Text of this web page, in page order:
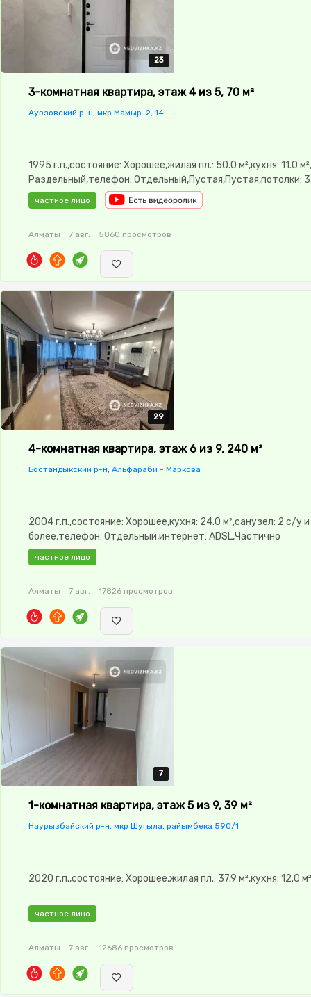
23
23
23
23
23
3-комнатная квартира, этаж 4 из 5, 70 м²
Ауэзовский р-н, мкр Мамыр-2, 14
1995 г.п.,состояние: Хорошее,жилая пл.: 50.0 м²,кухня: 11.0
Раздельный,телефон: Отдельный,Пустая,Пустая,потолки:
Рядом охраняемая стоянка,Домофон,Пластиковые
окна,Неугловая,Улучшенная,Комнаты изолированы,Новая
частное лицо
Алматы 7 авг. 5860 просмотров
29
29
29
29
29
4-комнатная квартира, этаж 6 из 9, 240 м²
Бостандыкский р-н, Альфараби - Маркова
2004 г.п.,состояние: Хорошее,кухня: 24.0 м²,санузел: 2 с/у и
более,телефон: Отдельный,интернет: ADSL,Частично
меблирована,Частично
кухня,Кладовка,Кондиционер
частное лицо
Алматы 7 авг. 17826 просмотров
7
7
7
7
7
1-комнатная квартира, этаж 5 из 9, 39 м²
Наурызбайский р-н, мкр Шугыла, райымбека 590/1
2020 г.п.,состояние: Хорошее,жилая пл.: 37.9 м²,кухня: 12.0 м²
частное лицо
Алматы 7 авг. 12686 просмотров